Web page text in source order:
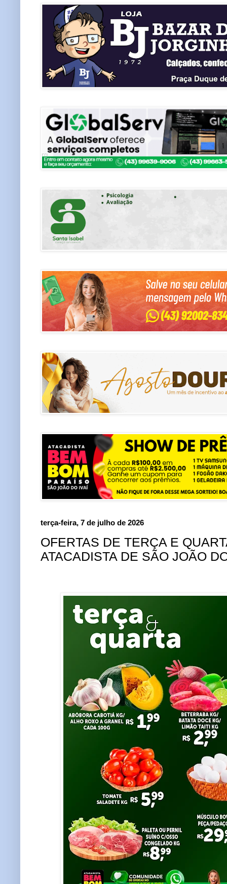
terça-feira, 7 de julho de 2026
OFERTAS DE TERÇA E
ATACADISTA DE SÃO JOÃO